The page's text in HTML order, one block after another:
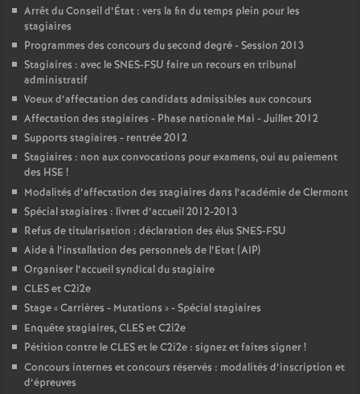
Arrêt du Conseil d’État : vers la fin du temps plein pour les
stagiaires
Programmes des concours du second degré - Session 2013
Stagiaires : avec le SNES-FSU faire un recours en tribunal
administratif
Voeux d’affectation des candidats admissibles aux concours
Affectation des stagiaires - Phase nationale Mai - Juillet 2012
Supports stagiaires - rentrée 2012
Stagiaires : non aux convocations pour examens, oui au paiement
des HSE !
Modalités d’affectation des stagiaires dans l’académie de Clermont
Spécial stagiaires : livret d’accueil 2012-2013
Refus de titularisation : déclaration des élus SNES-FSU
Aide à l’installation des personnels de l’Etat (AIP)
Organiser l’accueil syndical du stagiaire
CLES et C2i2e
Stage «Carrières - Mutations » - Spécial stagiaires
Enquête stagiaires, CLES et C2i2e
Pétition contre le CLES et le C2i2e : signez et faites signer!
Concours internes et concours réservés : modalités d’inscription et
d’épreuves